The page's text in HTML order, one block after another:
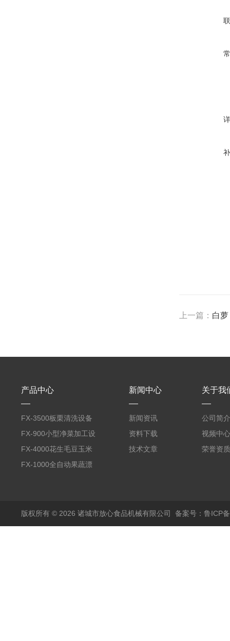
上一篇： 白
产品中心
FX-3500板栗清洗设备
全自动气泡清洗机
FX-900小型净菜加工设
备野菜清洗机
FX-4000花生毛豆玉米
蒸煮漂烫机
FX-1000全自动果蔬漂
新闻中心
新闻资讯
资料下载
技术文章
关于我
公司简介
视频中心
荣誉资质
版权所有 © 2026 诸城市放心食品机械有限公司 备案号：鲁ICP